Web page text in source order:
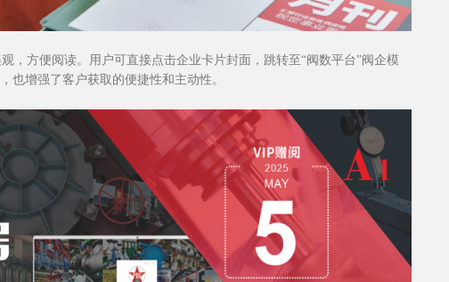
，方便阅读。用户可直接点击企业卡片封面，跳转至“阀数平台”阀企模
也增强了客户获取的便捷性和主动性。